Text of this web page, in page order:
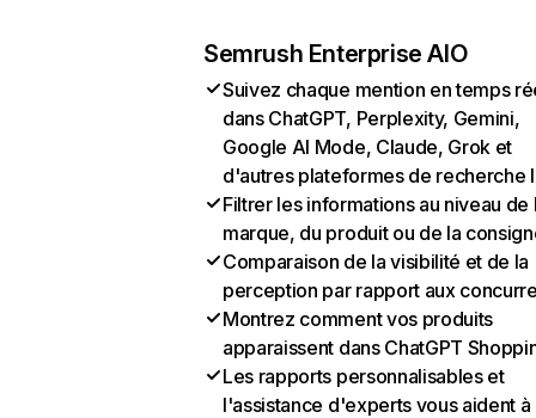
Semrush Enterprise AIO
Suivez chaque mention en temps
dans ChatGPT, Perplexity, Gemini,
Google AI Mode, Claude, Grok et
d'autres plateformes de recherche
Filtrer les informations au niveau de
marque, du produit ou de la
Comparaison de la visibilité et de la
perception par rapport aux
Montrez comment vos produits
apparaissent dans ChatGPT
Les rapports personnalisables et
l'assistance d'experts vous aident à